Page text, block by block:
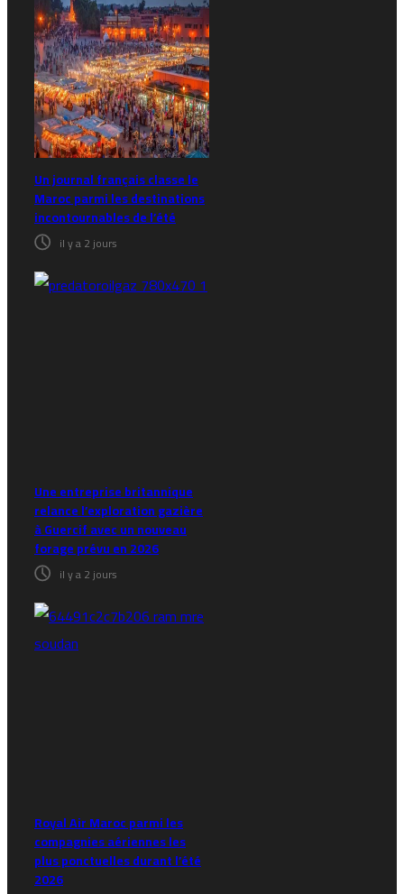
Un journal français classe le
Maroc parmi les destinations
incontournables de l’été
il y a 2 jours
Une entreprise britannique
relance l’exploration gazière
à Guercif avec un nouveau
forage prévu en 2026
il y a 2 jours
Royal Air Maroc parmi les
compagnies aériennes les
plus ponctuelles durant l’été
2026